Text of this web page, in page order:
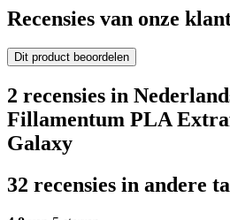
Recensies van onze
Dit product beoordelen
2 recensies in
Fillamentum PLA
Galaxy
32 recensies in andere